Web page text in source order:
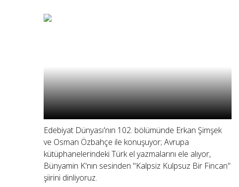
Edebiyat Dünyası'nın 102. bölümünde Erkan Şimşek
ve Osman Özbahçe ile konuşuyor; Avrupa
kütüphanelerindeki Türk el yazmalarını ele alıyor,
Bünyamin K'nın sesinden "Kalpsiz Kulpsuz Bir Fincan"
şiirini dinliyoruz.